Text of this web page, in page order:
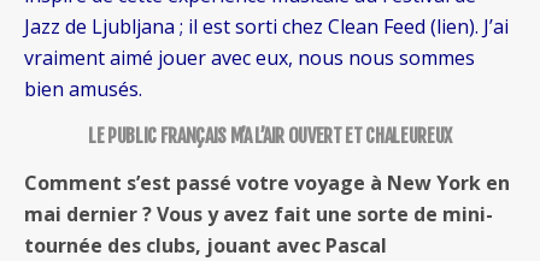
Jazz de Ljubljana ; il est sorti chez Clean Feed (lien). J’ai
vraiment aimé jouer avec eux, nous nous sommes
bien amusés.
LE PUBLIC FRANÇAIS M’A L’AIR OUVERT ET CHALEUREUX
Comment s’est passé votre voyage à New York en
mai dernier ? Vous y avez fait une sorte de mini-
tournée des clubs, jouant avec Pascal